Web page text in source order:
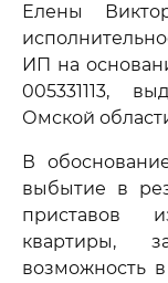
Елены
ИП на
005331113,
Омской
В
выбытие в
приставов
квартиры,
возможность